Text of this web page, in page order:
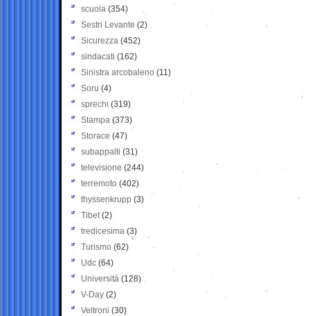
scuola (354)
Sestri Levante (2)
Sicurezza (452)
sindacati (162)
Sinistra arcobaleno (11)
Soru (4)
sprechi (319)
Stampa (373)
Storace (47)
subappalti (31)
televisione(244)
terremoto (402)
thyssenkrupp (3)
Tibet(2)
tredicesima (3)
Turismo (62)
Udc (64)
Università (128)
V-Day (2)
Veltroni (30)